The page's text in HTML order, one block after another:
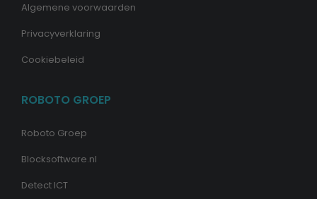
Algemene voorwaarden
Privacyverklaring
Cookiebeleid
ROBOTO GROEP
Roboto Groep
Blocksoftware.nl
Detect ICT